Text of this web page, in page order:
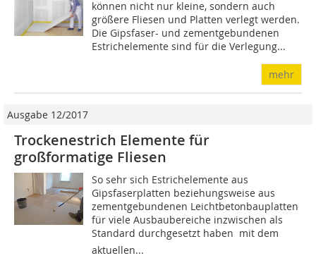
können nicht nur kleine, sondern auch
größere Fliesen und Platten verlegt werden.
Die Gipsfaser- und zementgebundenen
Estrichelemente sind für die Verlegung...
mehr
Ausgabe 12/2017
Trockenestrich Elemente für
großformatige Fliesen
So sehr sich Estrichelemente aus
Gipsfaserplatten beziehungsweise aus
zementgebundenen Leicht­betonbauplatten
für viele Ausbaubereiche inzwischen als
Standard durchgesetzt haben  mit dem
aktuellen...